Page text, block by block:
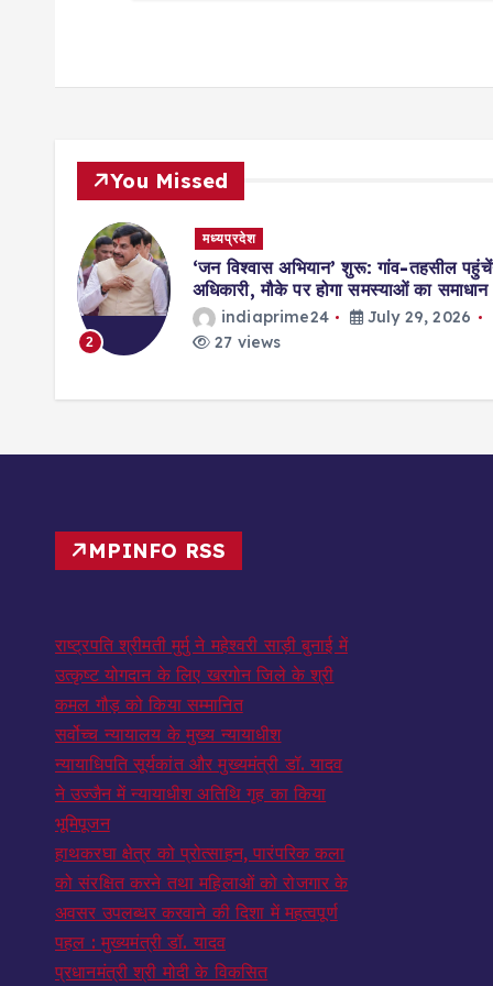
You Missed
2
मध्यप्रदेश
‘जन विश्वास अभियान’ शुरू: गांव-तहसील
अधिकारी, मौके पर होगा समस्याओं का समाधान
indiaprime24
July 29, 2026
27 views
MPINFO RSS
राष्ट्रपति श्रीमती मुर्मु ने महेश्वरी साड़ी बुनाई में
उत्कृष्ट योगदान के लिए खरगोन जिले के श्री
कमल गौड़ को किया सम्मानित
सर्वोच्च न्यायालय के मुख्‍य न्‍यायाधीश
न्यायाधिपति सूर्यकांत और मुख्यमंत्री डॉ. यादव
ने उज्जैन में न्यायाधीश अतिथि गृह का किया
भूमिपूजन
हाथकरघा क्षेत्र को प्रोत्साहन, पारंपरिक कला
को संरक्षित करने तथा महिलाओं को रोजगार के
अवसर उपलब्धर करवाने की दिशा में महत्वपूर्ण
पहल : मुख्यमंत्री डॉ. यादव
प्रधानमंत्री श्री मोदी के विकसित